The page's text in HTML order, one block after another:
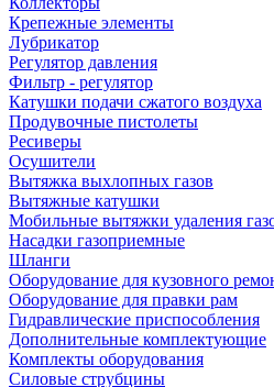
Крепежные элементы
Лубрикатор
Регулятор давления
Фильтр - регулятор
Катушки подачи сжатого воздуха
Продувочные пистолеты
Ресиверы
Осушители
Вытяжка выхлопных газов
Вытяжные катушки
Мобильные вытяжки удаления
Насадки газоприемные
Шланги
Оборудование для кузовного
Оборудование для правки рам
Гидравлические приспособления
Дополнительные комплектующие
Комплекты оборудования
Силовые струбцины